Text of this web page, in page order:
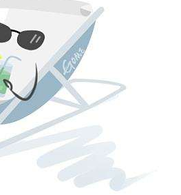
十年进入中国白酒前十强。今
还拥有全国一流的科研团队，有
枝江酒业在全国酿酒工业中担
产业基地的建立、湖北酿酒工
技
人才航母”，建立了技术型创
大会，既是对枝江酒业十多年
战南北的营销铁军，他们驰骋
速度”、 “枝江现象
。枝江酒业
多年来与枝江酒业共担风雨
全国的经销商阵容，让我想起